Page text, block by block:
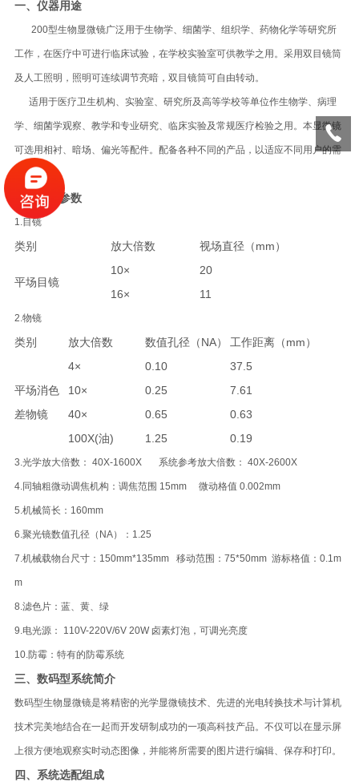
一、仪器用途
200型生物显微镜广泛用于生物学、细菌学、组织学、药物化学等研究所
工作，在医疗中可进行临床试验，在学校实验室可供教学之用。采用双目镜筒
及人工照明，照明可连续调节亮暗，双目镜筒可自由转动。
适用于医疗卫生机构、实验室、研究所及高等学校等单位作生物学、病理
学、细菌学观察、教学和专业研究、临床实验及常规医疗检验之用。本显微镜
可选用相衬、暗场、偏光等配件。配备各种不同的产品，以适应不同用户的需
要。
二、技术参数
1.目镜
类别 放大倍数 视场直径（mm）
平场目镜
10×
20
16×
11
2.物镜
类别 放大倍数 数值孔径（NA） 工作距离（mm）
平场消色
差物镜
4× 0.10
37.5
10×
0.25
7.61
40×
0.65
0.63
100X(油)
1.25 0.19
3.光学放大倍数： 40X-1600X 系统参考放大倍数： 40X-2600X
4.同轴粗微动调焦机构：调焦范围 15mm 微动格值 0.002mm
5.机械筒长：160mm
6.聚光镜数值孔径（NA）：1.25
7.机械载物台尺寸：150mm*135mm 移动范围：75*50mm 游标格值：0.1m
m
8.滤色片：蓝、黄、绿
9.电光源： 110V-220V/6V 20W 卤素灯泡，可调光亮度
10.防霉：特有的防霉系统
三、数码型系统简介
数码型生物显微镜是将精密的光学显微镜技术、先进的光电转换技术与计算机
技术完美地结合在一起而开发研制成功的一项高科技产品。不仅可以在显示屏
上很方便地观察实时动态图像，并能将所需要的图片进行编辑、保存和打印。
四、系统选配组成